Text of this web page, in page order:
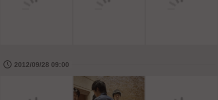
🕔 2012/09/28 09:00